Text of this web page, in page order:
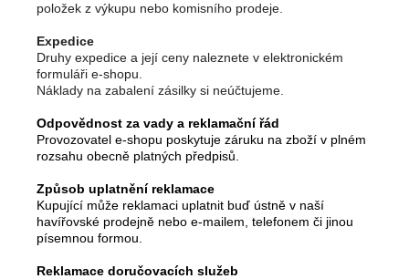
položek z výkupu nebo komisního prodeje.
Expedice
Druhy expedice a její ceny naleznete v elektronickém
formuláři e-shopu.
Náklady na zabalení zásilky si neúčtujeme.
Odpovědnost za vady a reklamační řád
Provozovatel e-shopu poskytuje záruku na zboží v plném
rozsahu obecně platných předpisů.
Způsob uplatnění reklamace
Kupující může reklamaci uplatnit buď ústně v naší
havířovské prodejně nebo e-mailem, telefonem či jinou
písemnou formou.
Reklamace doručovacích služeb